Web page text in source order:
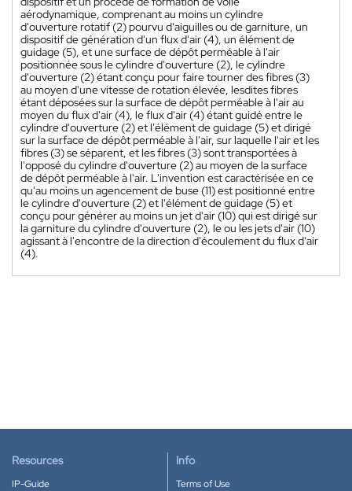
aérodynamique, comprenant au moins un cylindre
d'ouverture rotatif (2) pourvu d'aiguilles ou de garniture, un
dispositif de génération d'un flux d'air (4), un élément de
guidage (5), et une surface de dépôt perméable à l'air
positionnée sous le cylindre d'ouverture (2), le cylindre
d'ouverture (2) étant conçu pour faire tourner des fibres (3)
au moyen d'une vitesse de rotation élevée, lesdites fibres
étant déposées sur la surface de dépôt perméable à l'air au
moyen du flux d'air (4), le flux d'air (4) étant guidé entre le
cylindre d'ouverture (2) et l'élément de guidage (5) et dirigé
sur la surface de dépôt perméable à l'air, sur laquelle l'air et les
fibres (3) se séparent, et les fibres (3) sont transportées à
l'opposé du cylindre d'ouverture (2) au moyen de la surface
de dépôt perméable à l'air. L'invention est caractérisée en ce
qu'au moins un agencement de buse (11) est positionné entre
le cylindre d'ouverture (2) et l'élément de guidage (5) et
conçu pour générer au moins un jet d'air (10) qui est dirigé sur
la garniture du cylindre d'ouverture (2), le ou les jets d'air (10)
agissant à l'encontre de la direction d'écoulement du flux d'air
(4).
Resources
IP-Guide
Info
Terms of Use